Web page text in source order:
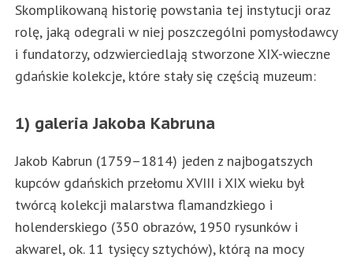
Skomplikowaną historię powstania tej instytucji oraz
rolę, jaką odegrali w niej poszczególni pomysłodawcy
i fundatorzy, odzwierciedlają stworzone XIX-wieczne
gdańskie kolekcje, które stały się częścią muzeum:
1) galeria Jakoba Kabruna
Jakob Kabrun (1759–1814) jeden z najbogatszych
kupców gdańskich przełomu XVIII i XIX wieku był
twórcą kolekcji malarstwa flamandzkiego i
holenderskiego (350 obrazów, 1950 rysunków i
akwarel, ok. 11 tysięcy sztychów), którą na mocy